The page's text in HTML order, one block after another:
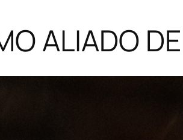
ALIADO